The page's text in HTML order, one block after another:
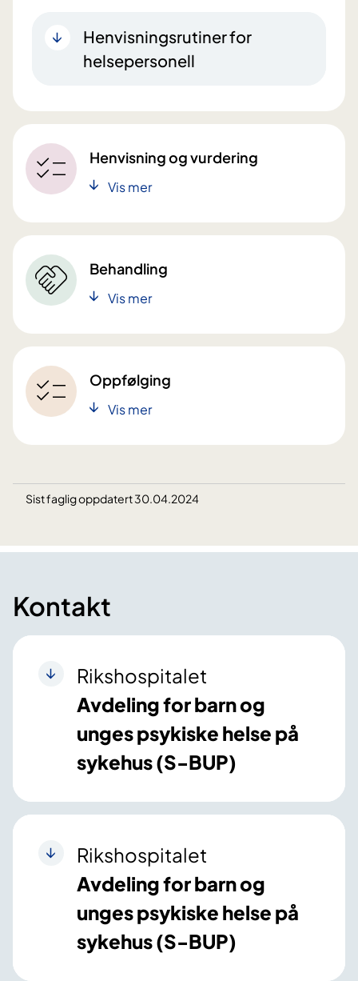
Henvisningsrutiner for
helsepersonell
Henvisning og vurdering
Vis mer
Behandling
Vis mer
Oppfølging
Vis mer
Sist faglig oppdatert 30.04.2024
Kontakt
Rikshospitalet
Avdeling for barn og
unges psykiske helse på
sykehus (S-BUP)
Rikshospitalet
Avdeling for barn og
unges psykiske helse på
sykehus (S-BUP)